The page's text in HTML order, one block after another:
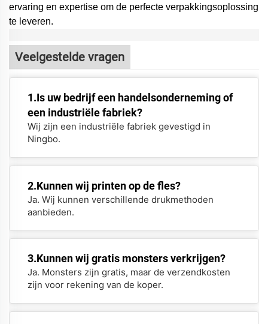
ervaring en expertise om de perfecte verpakkingsoplossing
te leveren.
Veelgestelde vragen
1.Is uw bedrijf een handelsonderneming of
een industriële fabriek?
Wij zijn een industriële fabriek gevestigd in
Ningbo.
2.Kunnen wij printen op de fles?
Ja. Wij kunnen verschillende drukmethoden
aanbieden.
3.Kunnen wij gratis monsters verkrijgen?
Ja. Monsters zijn gratis, maar de verzendkosten
zijn voor rekening van de koper.